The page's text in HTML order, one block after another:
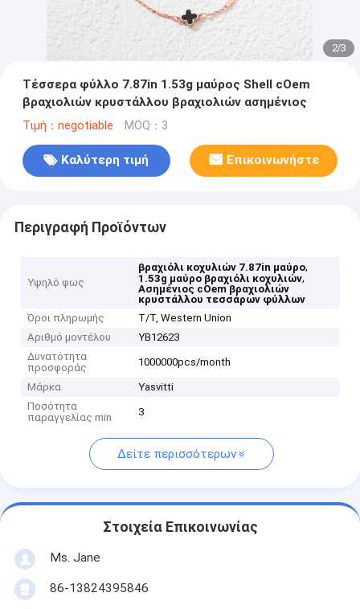
2/3
Τέσσερα φύλλο 7.87in 1.53g μαύρος Shell cOem
βραχιολιών κρυστάλλου βραχιολιών ασημένιος
Τιμή：negotiable MOQ：3
Καλύτερη τιμή Επικοινωνήστε
Περιγραφή Προϊόντων
Υψηλό φως
βραχιόλι κοχυλιών 7.87in μαύρο,
1.53g μαύρο βραχιόλι κοχυλιών,
Ασημένιος cOem βραχιολιών
κρυστάλλου τεσσάρων φύλλων
Όροι πληρωμής
T/T, Western Union
Αριθμό μοντέλου
YB12623
Δυνατότητα
προσφοράς
1000000pcs/month
Μάρκα
Yasvitti
Ποσότητα
παραγγελίας min
3
Δείτε περισσότερων
Στοιχεία Επικοινωνίας
Ms. Jane
86-13824395846